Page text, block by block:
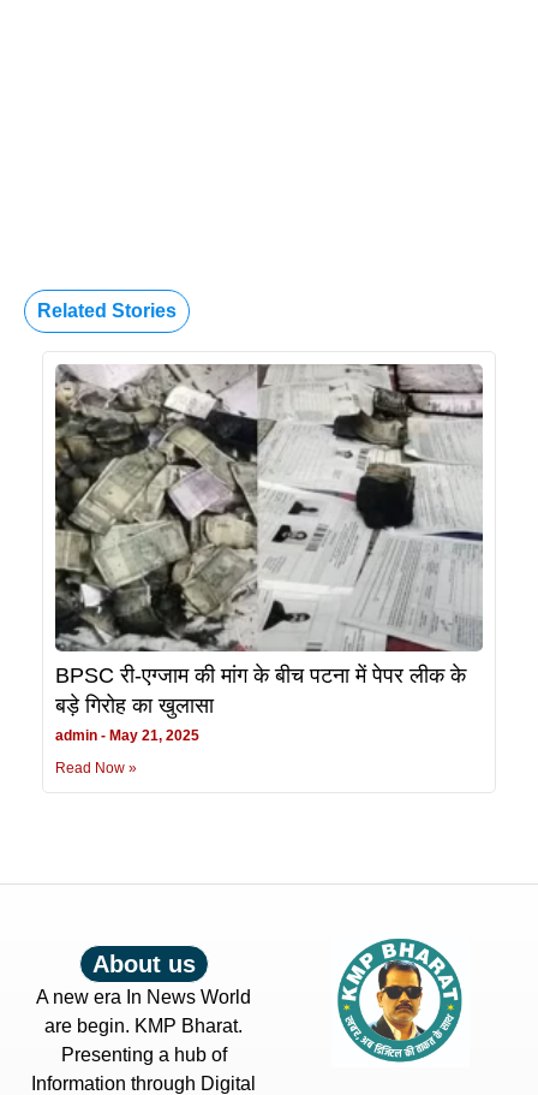
Related Stories
BPSC री-एग्जाम की मांग के बीच पटना में पेपर लीक के
बड़े गिरोह का खुलासा
admin
May 21, 2025
Read Now »
About us
A new era In News World
are begin. KMP Bharat.
Presenting a hub of
Information through Digital